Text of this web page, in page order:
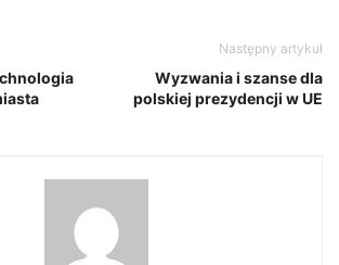
Następny artykuł
Wyzwania i szanse dla
polskiej prezydencji w UE